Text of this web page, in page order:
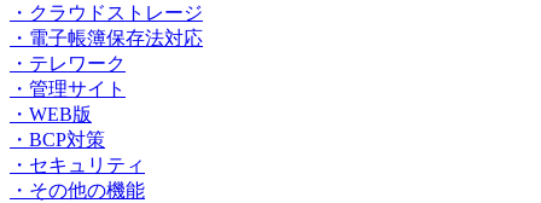
・クラウドストレージ
・電子帳簿保存法対応
・テレワーク
・管理サイト
・WEB版
・BCP対策
・セキュリティ
・その他の機能